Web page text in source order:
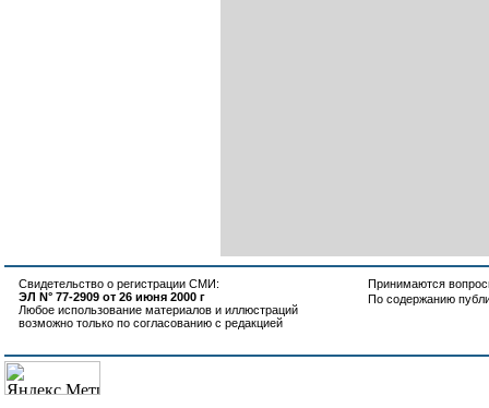
Свидетельство о регистрации СМИ:
ЭЛ N° 77-2909 от 26 июня 2000 г
Любое использование материалов и иллюстраций
возможно только по согласованию с редакцией
Принимаются
По содержанию